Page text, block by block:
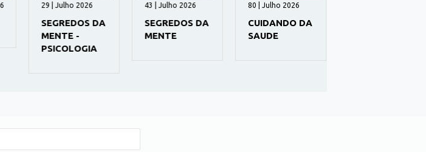
29 | Julho 2026
SEGREDOS DA
MENTE -
PSICOLOGIA
43 | Julho 2026
SEGREDOS DA
MENTE
80 | Julho 2026
CUIDANDO DA
SAUDE